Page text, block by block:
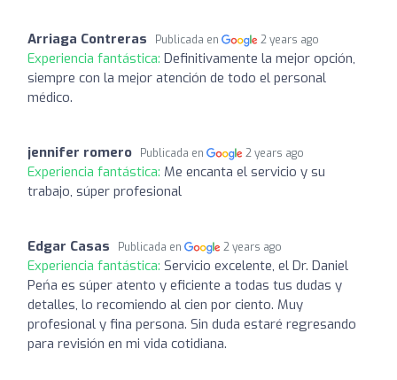
Arriaga Contreras Publicada en 2 years ago
Experiencia fantástica: Definitivamente la mejor opción,
siempre con la mejor atención de todo el personal
médico.
jennifer romero Publicada en 2 years ago
Experiencia fantástica: Me encanta el servicio y su
trabajo, súper profesional
Edgar Casas Publicada en 2 years ago
Experiencia fantástica: Servicio excelente, el Dr. Daniel
Peńa es súper atento y eficiente a todas tus dudas y
detalles, lo recomiendo al cien por ciento. Muy
profesional y fina persona. Sin duda estaré regresando
para revisión en mi vida cotidiana.